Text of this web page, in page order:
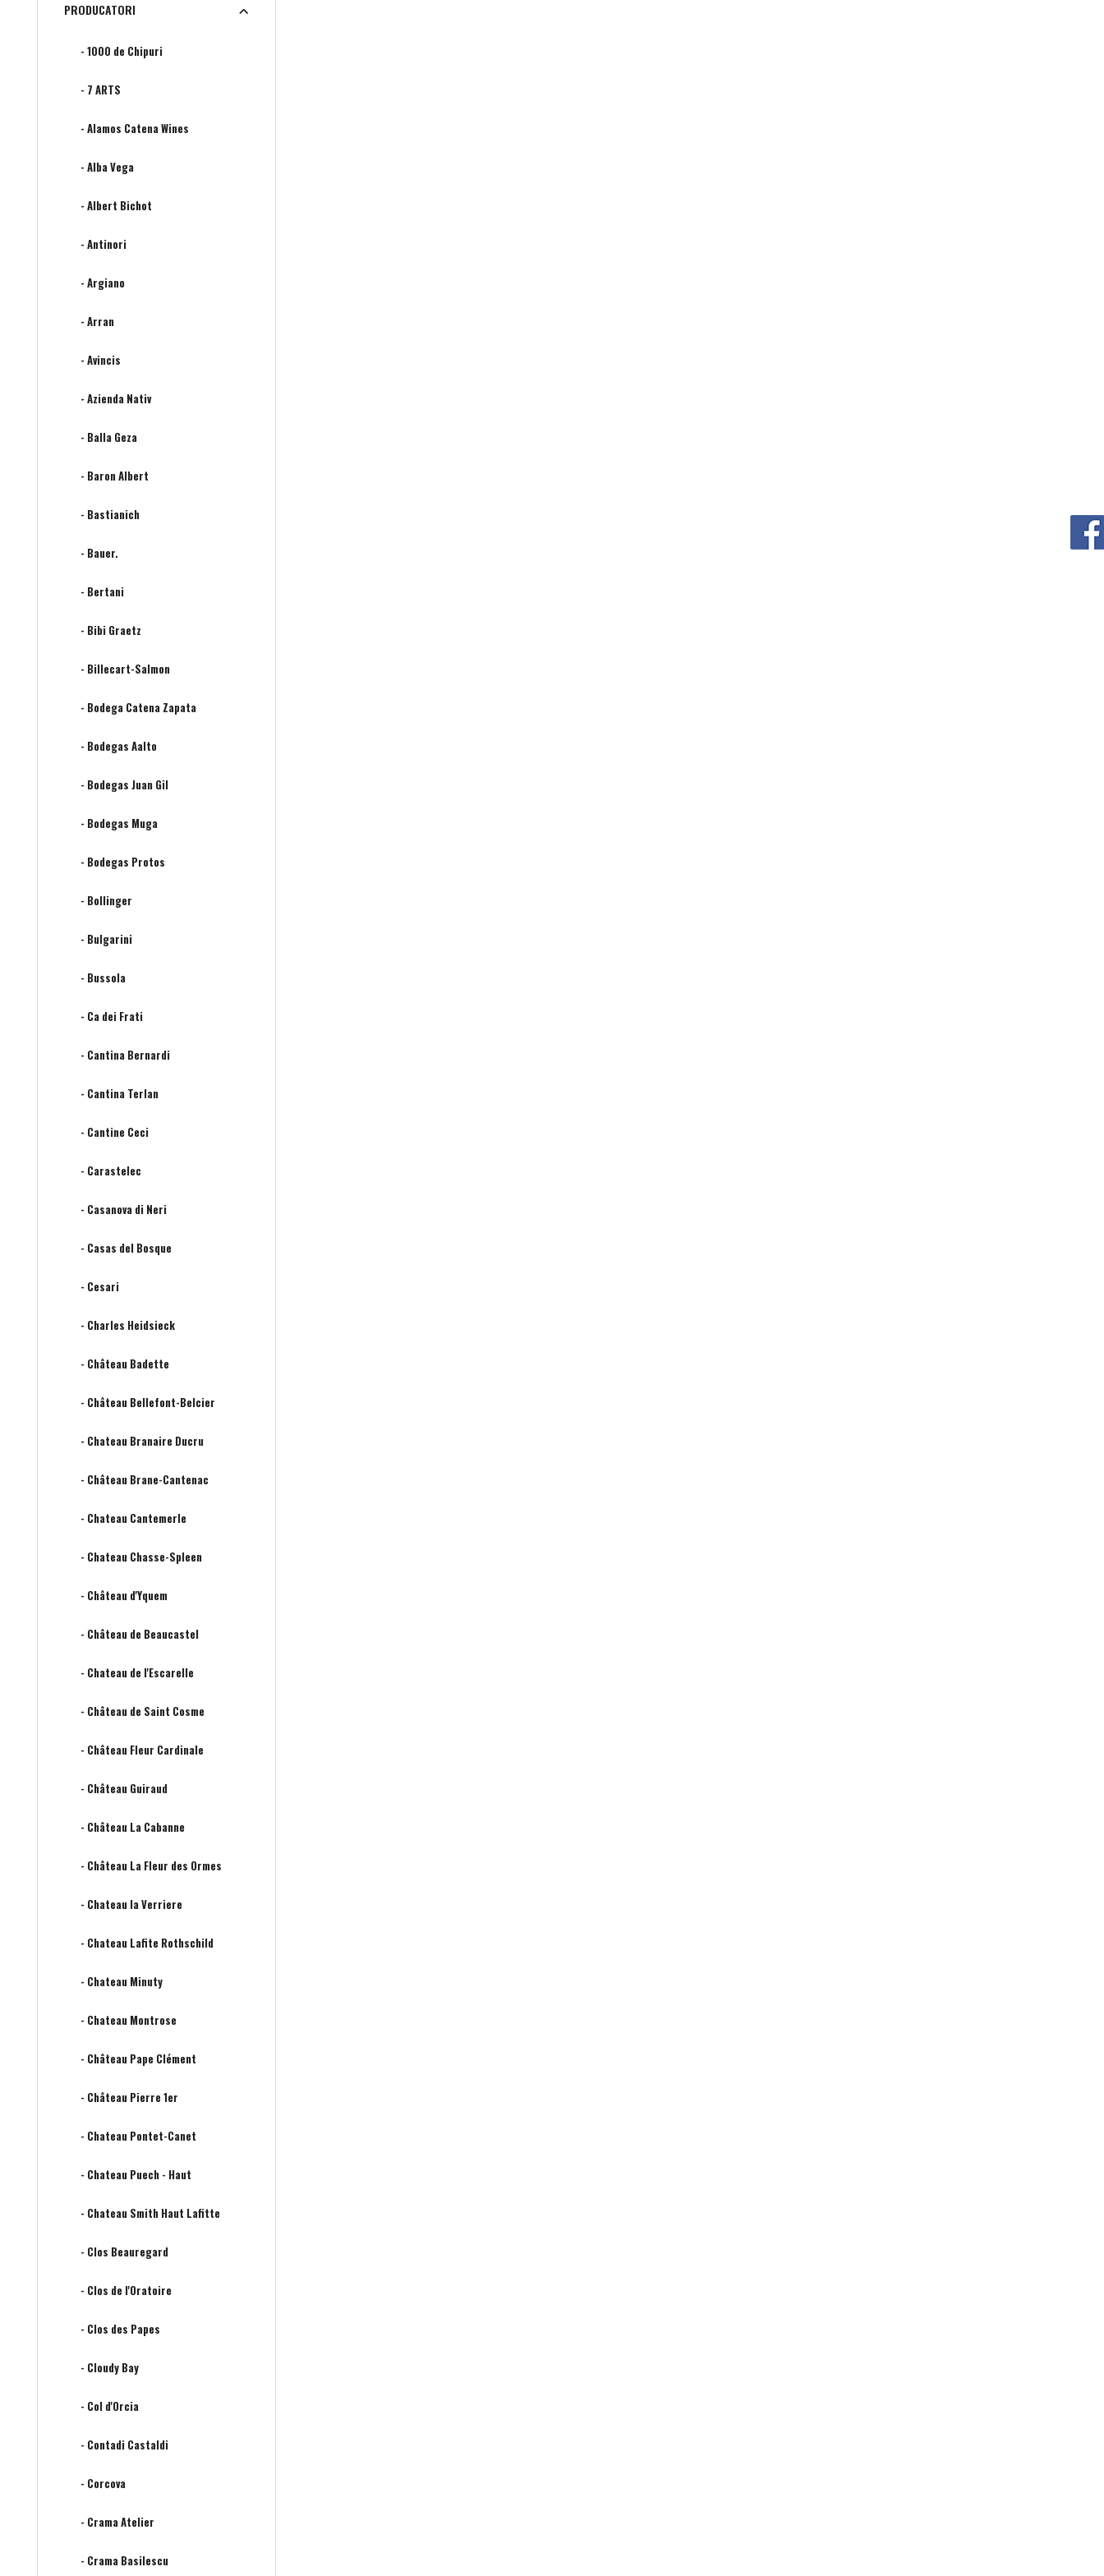
PRODUCATORI
- 1000 de Chipuri
- 7 ARTS
- Alamos Catena Wines
- Alba Vega
- Albert Bichot
- Antinori
- Argiano
- Arran
- Avincis
- Azienda Nativ
- Balla Geza
- Baron Albert
- Bastianich
- Bauer.
- Bertani
- Bibi Graetz
- Billecart-Salmon
- Bodega Catena Zapata
- Bodegas Aalto
- Bodegas Juan Gil
- Bodegas Muga
- Bodegas Protos
- Bollinger
- Bulgarini
- Bussola
- Ca dei Frati
- Cantina Bernardi
- Cantina Terlan
- Cantine Ceci
- Carastelec
- Casanova di Neri
- Casas del Bosque
- Cesari
- Charles Heidsieck
- Château Badette
- Château Bellefont-Belcier
- Chateau Branaire Ducru
- Château Brane-Cantenac
- Chateau Cantemerle
- Chateau Chasse-Spleen
- Château d'Yquem
- Château de Beaucastel
- Chateau de l'Escarelle
- Château de Saint Cosme
- Château Fleur Cardinale
- Château Guiraud
- Château La Cabanne
- Château La Fleur des Ormes
- Chateau la Verriere
- Chateau Lafite Rothschild
- Chateau Minuty
- Chateau Montrose
- Château Pape Clément
- Château Pierre 1er
- Chateau Pontet-Canet
- Chateau Puech - Haut
- Chateau Smith Haut Lafitte
- Clos Beauregard
- Clos de l'Oratoire
- Clos des Papes
- Cloudy Bay
- Col d'Orcia
- Contadi Castaldi
- Corcova
- Crama Atelier
- Crama Basilescu